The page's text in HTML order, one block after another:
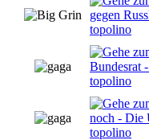
gegen
topolino
0 Bewertung(en)
Bundesrat
topolino
0 Bewertung(en)
noch - Die
topolino
0 Bewertung(en)